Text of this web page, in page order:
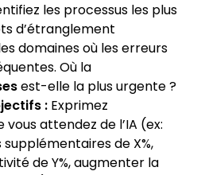
les processus les plus
d’étranglement
domaines où les erreurs
Où la
est-elle la plus urgente ?
:Exprimez
attendez de l’IA (ex:
de X%,
de Y%, augmenter la